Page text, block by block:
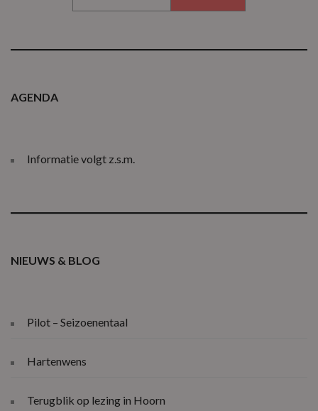
AGENDA
Informatie volgt z.s.m.
NIEUWS & BLOG
Pilot – Seizoenentaal
Hartenwens
Terugblik op lezing in Hoorn